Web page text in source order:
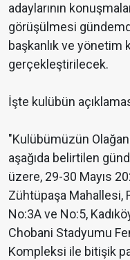
adaylarının
görüşülmesi
başkanlık ve yönetim
gerçekleştirilecek.
İşte kulübün
"Kulübümüzün
aşağıda belirtilen
üzere, 29-30 Mayıs
Zühtüpaşa Mahallesi,
No:3A ve No:5,
Chobani Stadyumu
Kompleksi ile bitişik